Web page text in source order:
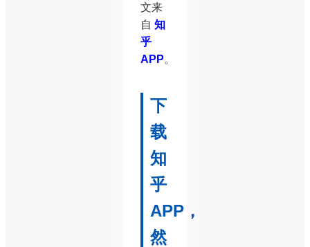
文来
自 知
乎
APP。
下
载
知
乎
APP，
然